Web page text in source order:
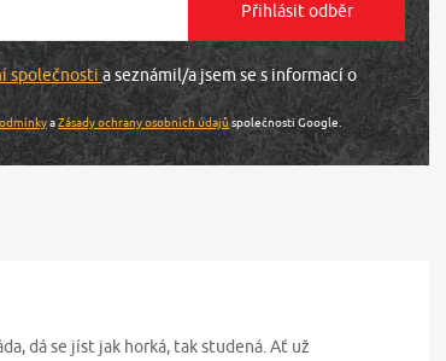
společnosti a seznámil/a jsem se s informací o
aZásady ochrany osobních údajůspolečnosti Google.
dá se jíst jak horká, tak studená. Ať už